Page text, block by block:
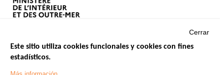
Footer
Cerrar
Este sitio utiliza cookies funcionales y cookies con fines
estadísticos.